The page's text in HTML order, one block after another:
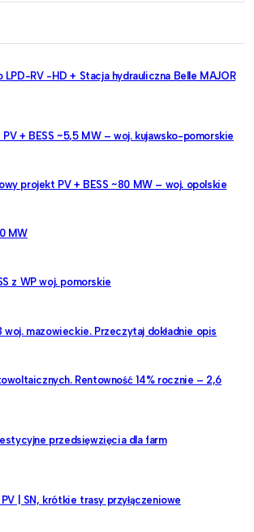
LPD-RV -HD + Stacja hydrauliczna Belle MAJOR
+ BESS ~5,5 MW – woj. kujawsko-pomorskie
projekt PV + BESS ~80 MW – woj. opolskie
MW
z WP woj. pomorskie
woj. mazowieckie. Przeczytaj dokładnie opis
Rentowność 14% rocznie – 2,6
przedsięwzięcia dla farm
| SN, krótkie trasy przyłączeniowe